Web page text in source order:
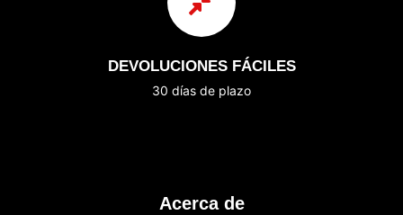
DEVOLUCIONES FÁCILES
30 días de plazo
Acerca de